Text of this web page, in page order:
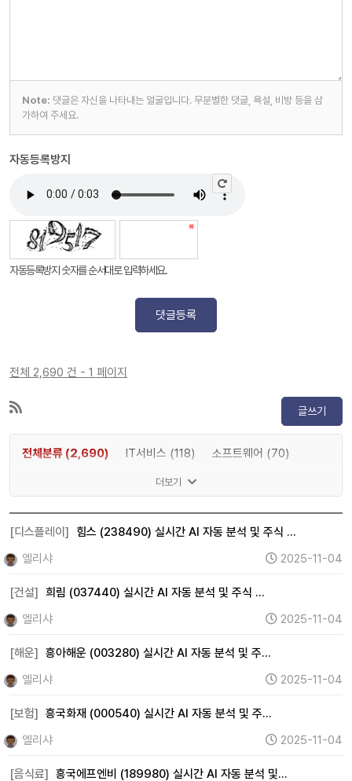
Note: 댓글은 자신을 나타내는 얼굴입니다. 무분별한 댓글, 욕설, 비방 등을 삼
가하여 주세요.
자동등록방지
자동등록방지 숫자를 순서대로 입력하세요.
댓글등록
전체 2,690 건 - 1 페이지
글쓰기
전체분류 (2,690) IT서비스 (118)
소프트웨어 (70)
인공지능 (4)
2차전지 (0)
자율주행 (0) 로봇 (0)
우주항공 (28)
자동차 (150)
방위산업 (0)
태양광 (0)
에너지 (80) 화학 (146)
철강 (52)
금속 (39)
광고 (0)
웹툰 (0)
여행 (35) 항공 (0) 카지노 (0)
화장품 (61)
유통 (32)
더보기
[디스플레이]
힘스 (238490) 실시간 AI 자동 분석 및 주식 …
엘리샤
2025-11-04
[건설] 희림 (037440) 실시간 AI 자동 분석 및 주식 …
엘리샤
2025-11-04
[해운] 흥아해운 (003280) 실시간 AI 자동 분석 및 주…
엘리샤
2025-11-04
[보험] 흥국화재 (000540) 실시간 AI 자동 분석 및 주…
엘리샤
2025-11-04
[음식료] 흥국에프엔비 (189980) 실시간 AI 자동 분석 및…